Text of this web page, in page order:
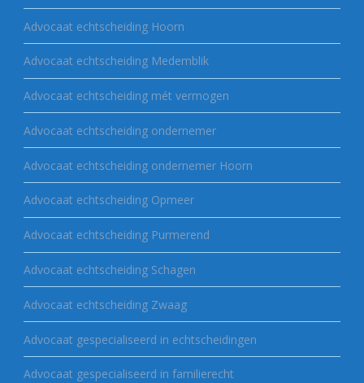
Advocaat echtscheiding Hoorn
Advocaat echtscheiding Medemblik
Advocaat echtscheiding mét vermogen
Advocaat echtscheiding ondernemer
Advocaat echtscheiding ondernemer Hoorn
Advocaat echtscheiding Opmeer
Advocaat echtscheiding Purmerend
Advocaat echtscheiding Schagen
Advocaat echtscheiding Zwaag
Advocaat gespecialiseerd in echtscheidingen
Advocaat gespecialiseerd in familierecht